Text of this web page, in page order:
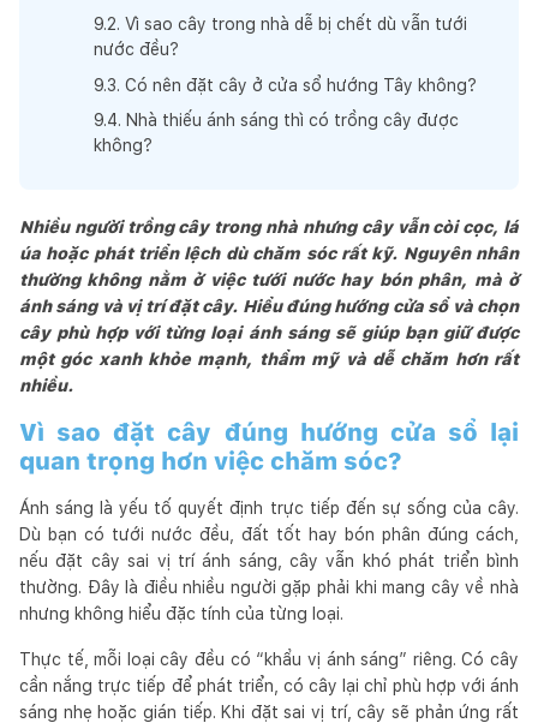
9.2. Vì sao cây trong nhà dễ bị chết dù vẫn tưới
nước đều?
9.3. Có nên đặt cây ở cửa sổ hướng Tây không?
9.4. Nhà thiếu ánh sáng thì có trồng cây được
không?
Nhiều người trồng cây trong nhà nhưng cây vẫn còi cọc, lá
úa hoặc phát triển lệch dù chăm sóc rất kỹ. Nguyên nhân
thường không nằm ở việc tưới nước hay bón phân, mà ở
ánh sáng và vị trí đặt cây. Hiểu đúng hướng cửa sổ và chọn
cây phù hợp với từng loại ánh sáng sẽ giúp bạn giữ được
một góc xanh khỏe mạnh, thẩm mỹ và dễ chăm hơn rất
nhiều.
Vì sao đặt cây đúng hướng cửa sổ lại
quan trọng hơn việc chăm sóc?
Ánh sáng là yếu tố quyết định trực tiếp đến sự sống của cây.
Dù bạn có tưới nước đều, đất tốt hay bón phân đúng cách,
nếu đặt cây sai vị trí ánh sáng, cây vẫn khó phát triển bình
thường. Đây là điều nhiều người gặp phải khi mang cây về nhà
nhưng không hiểu đặc tính của từng loại.
Thực tế, mỗi loại cây đều có “khẩu vị ánh sáng” riêng. Có cây
cần nắng trực tiếp để phát triển, có cây lại chỉ phù hợp với ánh
sáng nhẹ hoặc gián tiếp. Khi đặt sai vị trí, cây sẽ phản ứng rất